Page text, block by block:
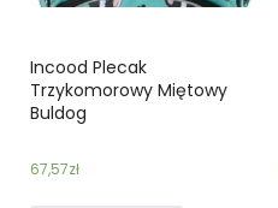
Incood Plecak
Trzykomorowy Miętowy
Buldog
67,57zł